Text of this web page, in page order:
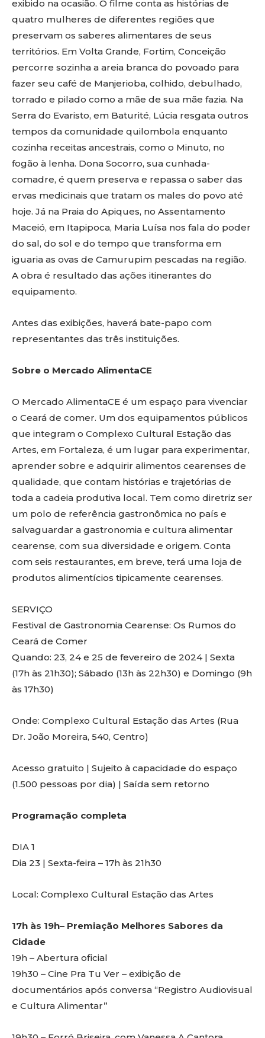
exibido na ocasião. O filme conta as histórias de
quatro mulheres de diferentes regiões que
preservam os saberes alimentares de seus
territórios. Em Volta Grande, Fortim, Conceição
percorre sozinha a areia branca do povoado para
fazer seu café de Manjerioba, colhido, debulhado,
torrado e pilado como a mãe de sua mãe fazia. Na
Serra do Evaristo, em Baturité, Lúcia resgata outros
tempos da comunidade quilombola enquanto
cozinha receitas ancestrais, como o Minuto, no
fogão à lenha. Dona Socorro, sua cunhada-
comadre, é quem preserva e repassa o saber das
ervas medicinais que tratam os males do povo até
hoje. Já na Praia do Apiques, no Assentamento
Maceió, em Itapipoca, Maria Luísa nos fala do poder
do sal, do sol e do tempo que transforma em
iguaria as ovas de Camurupim pescadas na região.
A obra é resultado das ações itinerantes do
equipamento.
Antes das exibições, haverá bate-papo com
representantes das três instituições.
Sobre o Mercado AlimentaCE
O Mercado AlimentaCE é um espaço para vivenciar
o Ceará de comer. Um dos equipamentos públicos
que integram o Complexo Cultural Estação das
Artes, em Fortaleza, é um lugar para experimentar,
aprender sobre e adquirir alimentos cearenses de
qualidade, que contam histórias e trajetórias de
toda a cadeia produtiva local. Tem como diretriz ser
um polo de referência gastronômica no país e
salvaguardar a gastronomia e cultura alimentar
cearense, com sua diversidade e origem. Conta
com seis restaurantes, em breve, terá uma loja de
produtos alimentícios tipicamente cearenses.
SERVIÇO
Festival de Gastronomia Cearense: Os Rumos do
Ceará de Comer
Quando: 23, 24 e 25 de fevereiro de 2024 | Sexta
(17h às 21h30); Sábado (13h às 22h30) e Domingo (9h
às 17h30)
Onde: Complexo Cultural Estação das Artes (Rua
Dr. João Moreira, 540, Centro)
Acesso gratuito | Sujeito à capacidade do espaço
(1.500 pessoas por dia) | Saída sem retorno
Programação completa
DIA 1
Dia 23 | Sexta-feira – 17h às 21h30
Local: Complexo Cultural Estação das Artes
17h às 19h– Premiação Melhores Sabores da
Cidade
19h – Abertura oficial
19h30 – Cine Pra Tu Ver – exibição de
documentários após conversa “Registro Audiovisual
e Cultura Alimentar”